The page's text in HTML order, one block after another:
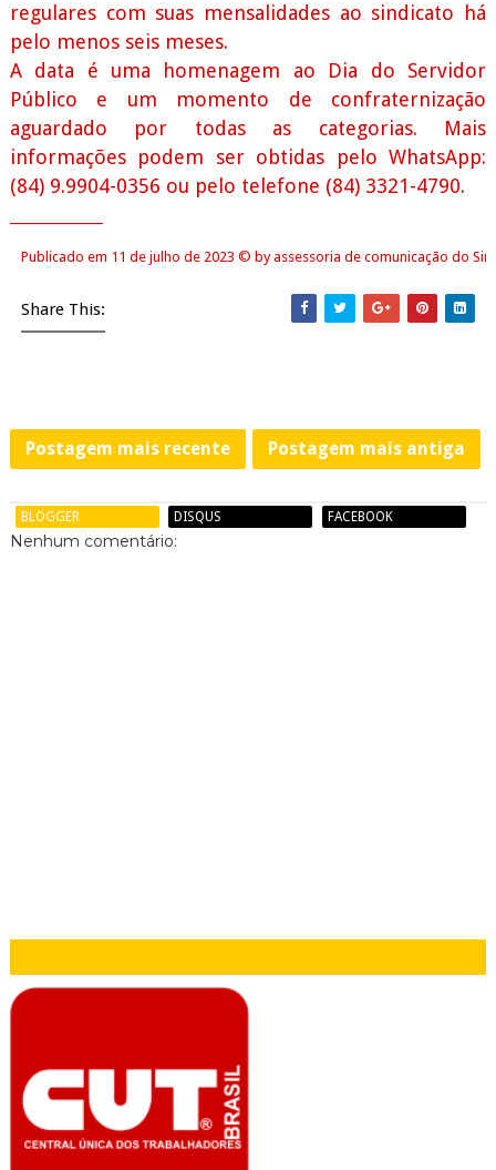
regulares com suas mensalidades ao sindicato há
pelo menos seis meses.
A data é uma homenagem ao Dia do Servidor
Público e um momento de confraternização
aguardado por todas as categorias. Mais
informações podem ser obtidas pelo WhatsApp:
(84) 9.9904-0356 ou pelo telefone (84) 3321-4790.
Publicado em 11 de julho de 2023 © by assessoria de comunicação do
Share This:
Postagem mais recente Postagem mais antiga
BLOGGER DISQUS FACEBOOK
Nenhum comentário: